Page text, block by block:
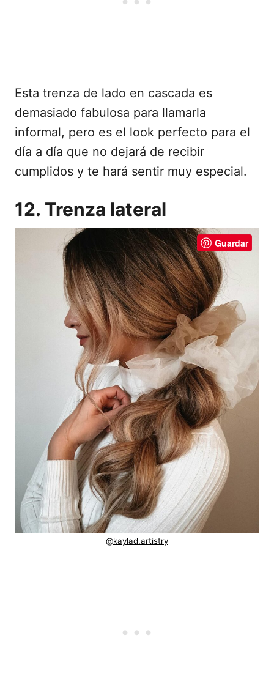
Esta trenza de lado en cascada es
demasiado fabulosa para llamarla
informal, pero es el look perfecto para el
día a día que no dejará de recibir
cumplidos y te hará sentir muy especial.
12. Trenza lateral
Guardar
@kaylad.artistry